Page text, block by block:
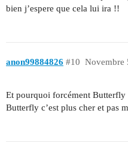
bien j’espere que cela lui ira !!
anon99884826 Novembre
#10
Et pourquoi forcément Butterfly
Butterfly c’est plus cher et pas